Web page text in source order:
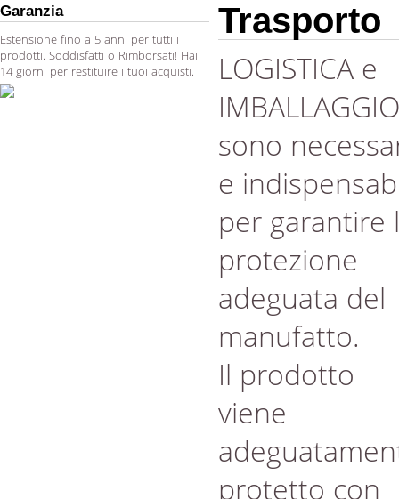
Garanzia
Estensione fino a 5 anni per tutti i
prodotti. Soddisfatti o Rimborsati! Hai
14 giorni per restituire i tuoi acquisti.
Trasporto
LOGISTICA e
IMBALLAGGIO
sono
e
per garantire
protezione
adeguata del
manufatto.
Il prodotto
viene
protetto con